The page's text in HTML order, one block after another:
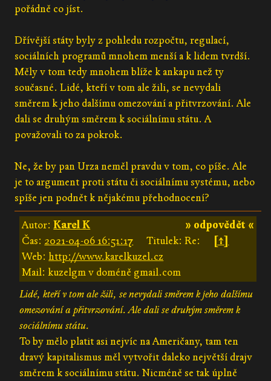
pořádně co jíst.
Dřívější státy byly z pohledu rozpočtu, regulací,
sociálních programů mnohem menší a k lidem tvrdší.
Měly v tom tedy mnohem blíže k ankapu než ty
současné. Lidé, kteří v tom ale žili, se nevydali
směrem k jeho dalšímu omezování a přitvrzování. Ale
dali se druhým směrem k sociálnímu státu. A
považovali to za pokrok.
Ne, že by pan Urza neměl pravdu v tom, co píše. Ale
je to argument proti státu či sociálnímu systému, nebo
spíše jen podnět k nějakému přehodnocení?
» odpovědět «
Autor:Karel K
Čas: 2021-04-06 16:51:17 Titulek: Re:
[↑]
Web:http://www.karelkuzel.cz
Mail: kuzelgm v doméně gmail.com
Lidé, kteří v tom ale žili, se nevydali směrem k jeho dalšímu
omezování a přitvrzování. Ale dali se druhým směrem k
sociálnímu státu.
To by mělo platit asi nejvíc na Američany, tam ten
dravý kapitalismus měl vytvořit daleko největší drajv
směrem k sociálnímu státu. Nicméně se tak úplně